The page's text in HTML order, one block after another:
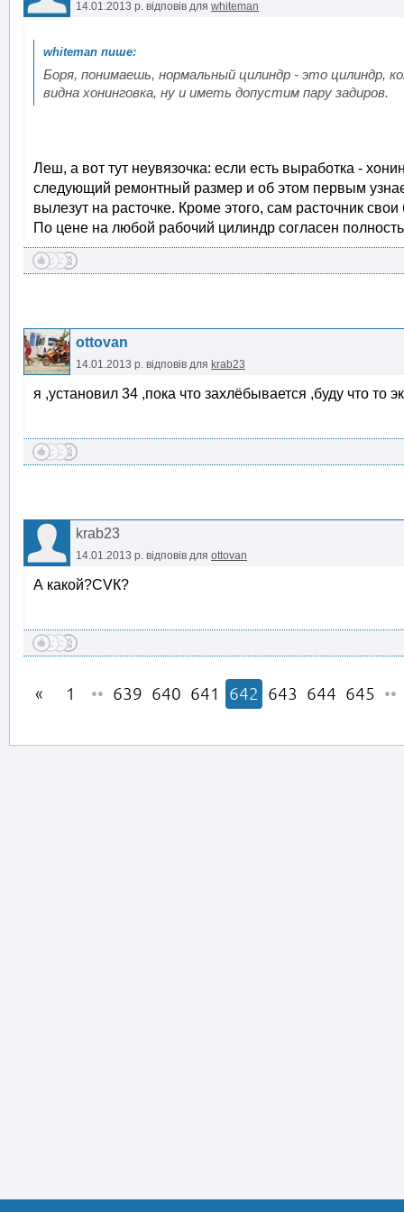
14.01.2013 р. відповів для whiteman
Боря, понимаешь, нормальный цилиндр - это
видна хонинговка, ну и иметь допустим пару задиров.
Леш, а вот тут неувязочка: если есть выработка -
следующий ремонтный размер и об этом первым
вылезут на расточке. Кроме этого, сам расточник
По цене на любой рабочий цилиндр согласен
ottovan
14.01.2013 р. відповів для krab23
я ,установил 34 ,пока что захлёбывается ,буду что то
krab23
14.01.2013 р. відповів для ottovan
А какой?CVК?
1 •• 639 640 641 642 643 644 645 ••